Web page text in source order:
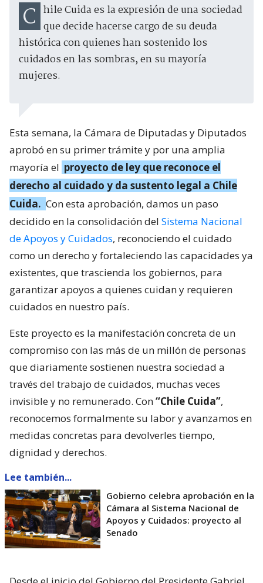
Chile Cuida es la expresión de una sociedad que decide hacerse cargo de su deuda
histórica con quienes han sostenido los
cuidados en las sombras, en su mayoría
mujeres.
Esta semana, la Cámara de Diputadas y Diputados
aprobó en su primer trámite y por una amplia
mayoría el proyecto de ley que reconoce el
derecho al cuidado y da sustento legal a Chile
Cuida. Con esta aprobación, damos un paso
decidido en la consolidación del Sistema Nacional
de Apoyos y Cuidados, reconociendo el cuidado
como un derecho y fortaleciendo las capacidades ya
existentes, que trascienda los gobiernos, para
garantizar apoyos a quienes cuidan y requieren
cuidados en nuestro país.
Este proyecto es la manifestación concreta de un
compromiso con las más de un millón de personas
que diariamente sostienen nuestra sociedad a
través del trabajo de cuidados, muchas veces
invisible y no remunerado. Con“Chile Cuida”,
reconocemos formalmente su labor y avanzamos en
medidas concretas para devolverles tiempo,
dignidad y derechos.
Lee también...
Gobierno celebra aprobación en la
Cámara al Sistema Nacional de
Apoyos y Cuidados: proyecto al
Senado